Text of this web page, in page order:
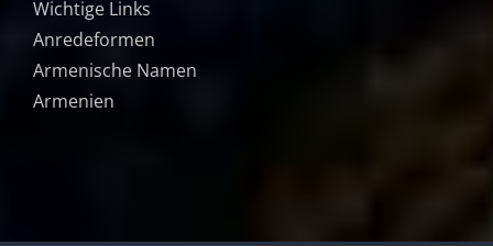
Wichtige Links
Anredeformen
Armenische Namen
Armenien